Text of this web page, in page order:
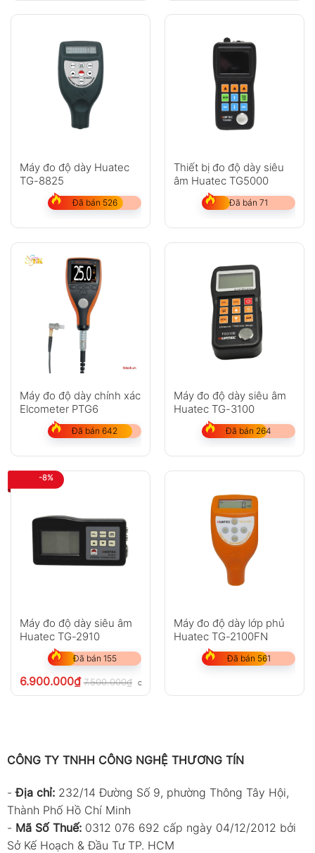
Máy đo độ dày Huatec
TG-8825
Đã bán 526
Thiết bị đo độ dày siêu
âm Huatec TG5000
Đã bán 71
Máy đo độ dày chính xác
Elcometer PTG6
Đã bán 642
Máy đo độ dày siêu âm
Huatec TG-3100
Đã bán 264
-8%
Máy đo độ dày siêu âm
Huatec TG-2910
Đã bán 155
6.900.000₫ 7.500.000₫ chưa VAT 8%
Máy đo độ dày lớp phủ
Huatec TG-2100FN
Đã bán 561
CÔNG TY TNHH CÔNG NGHỆ THƯƠNG TÍN
-Địa chỉ: 232/14 Đường Số 9, phường Thông Tây Hội,
Thành Phố Hồ Chí Minh
- Mã Số Thuế: 0312 076 692 cấp ngày 04/12/2012 bởi
Sở Kế Hoạch & Đầu Tư TP. HCM